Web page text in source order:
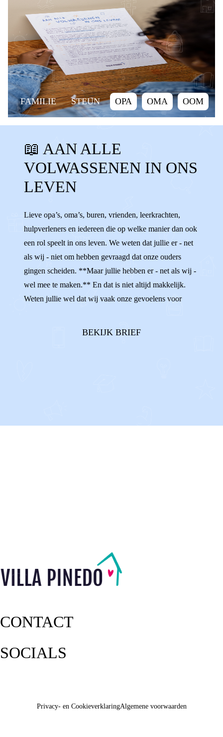
FAMILIE STEUN OPA OMA OOM
TANTE NEEF NICHT BUURMAN
BUURVROUW VRIEND
KANT KIEZEN ONPARTIJDIG STEUN
HELPEN VOLWASSENEN
SLECHT PRATEN FAMILIE
📖 AAN ALLE
VOLWASSENEN IN ONS
LEVEN
Lieve opa’s, oma’s, buren, vrienden, leerkrachten,
hulpverleners en iedereen die op welke manier dan ook
een rol speelt in ons leven. We weten dat jullie er - net
als wij - niet om hebben gevraagd dat onze ouders
gingen scheiden. **Maar jullie hebben er - net als wij -
wel mee te maken.** En dat is niet altijd makkelijk.
Weten jullie wel dat wij vaak onze gevoelens voor
BEKIJK BRIEF
CONTACT
SOCIALS
Privacy- en CookieverklaringAlgemene voorwaarden